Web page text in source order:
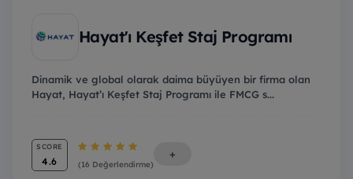
Hayat'ı Keşfet Staj Programı
Dinamik ve global olarak daima büyüyen bir firma olan
Hayat, Hayat’ı Keşfet Staj Programı ile FMCG s...
SCORE
4.6 (16 Değerlendirme)
+